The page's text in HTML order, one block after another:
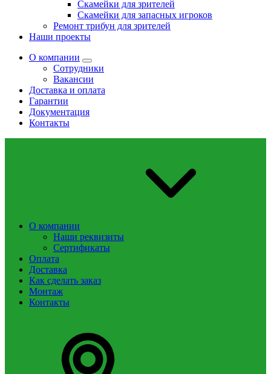
Скамейки для зрителей
Скамейки для запасных игроков
Ремонт трибун для зрителей
Наши проекты
О компании
Сотрудники
Вакансии
Доставка и оплата
Гарантии
Документация
Контакты
О компании
Наши реквизиты
Сертификаты
Оплата
Доставка
Как сделать заказ
Монтаж
Контакты